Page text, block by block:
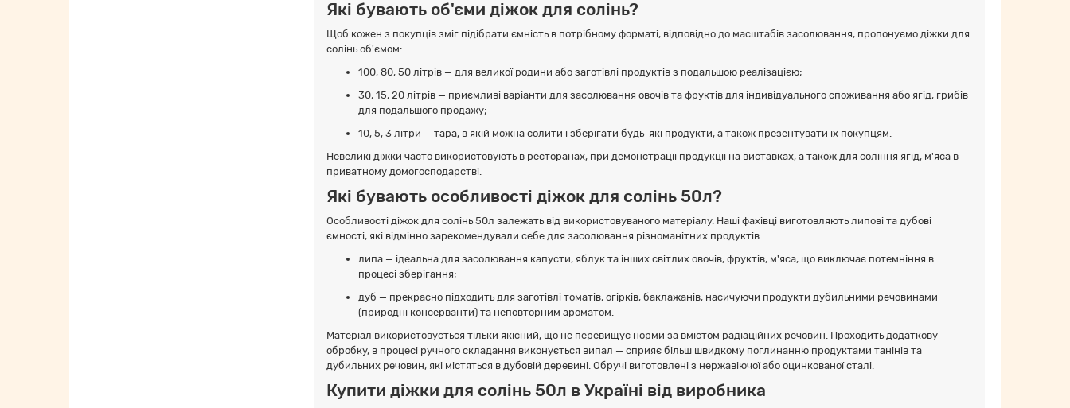
Які бувають об'єми діжок для солінь?
Щоб кожен з покупців зміг підібрати ємність в потрібному форматі, відповідно до масштабів засолювання, пропонуємо діжки для
солінь об'ємом:
100, 80, 50 літрів — для великої родини або заготівлі продуктів з подальшою реалізацією;
30, 15, 20 літрів — приємливі варіанти для засолювання овочів та фруктів для індивідуального споживання або ягід, грибів
для подальшого продажу;
10, 5, 3 літри — тара, в якій можна солити і зберігати будь-які продукти, а також презентувати їх покупцям.
Невеликі діжки часто використовують в ресторанах, при демонстрації продукції на виставках, а також для соління ягід, м'яса в
приватному домогосподарстві.
Які бувають особливості діжок для солінь 50л?
Особливості діжок для солінь 50л залежать від використовуваного матеріалу. Наші фахівці виготовляють липові та дубові
ємності, які відмінно зарекомендували себе для засолювання різноманітних продуктів:
липа — ідеальна для засолювання капусти, яблук та інших світлих овочів, фруктів, м'яса, що виключає потемніння в
процесі зберігання;
дуб — прекрасно підходить для заготівлі томатів, огірків, баклажанів, насичуючи продукти дубильними речовинами
(природні консерванти) та неповторним ароматом.
Матеріал використовується тільки якісний, що не перевищує норми за вмістом радіаційних речовин. Проходить додаткову
обробку, в процесі ручного складання виконується випал — сприяє більш швидкому поглинанню продуктами танінів та
дубильних речовин, які містяться в дубовій деревині. Обручі виготовлені з нержавіючої або оцинкованої сталі.
Купити діжки для солінь 50л в Україні від виробника